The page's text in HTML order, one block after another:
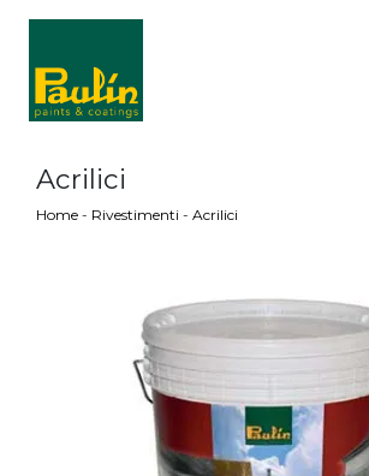
Acrilici
Home - Rivestimenti - Acrilici